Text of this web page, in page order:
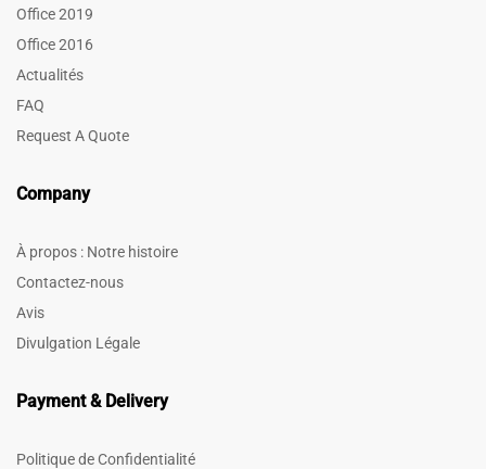
Office 2019
Office 2016
Actualités
FAQ
Request A Quote
Company
À propos : Notre histoire
Contactez-nous
Avis
Divulgation Légale
Payment & Delivery
Politique de Confidentialité